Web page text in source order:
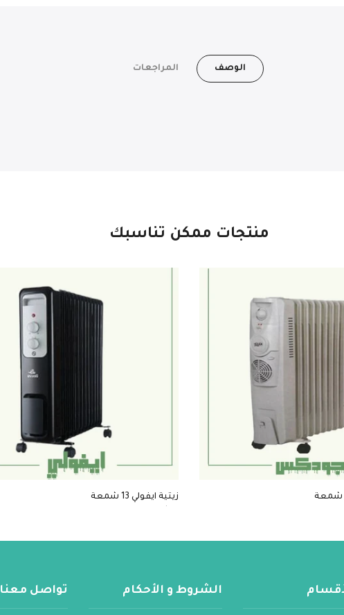
الوصف المراجعات
منتجات ممكن تناسبك
زيتية ايفولي 13 شمعة
الشروط و الأحكام تواصل معنا